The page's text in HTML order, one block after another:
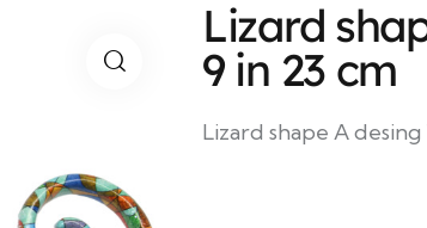
Lizard
9 in 23 cm
Lizard shape A